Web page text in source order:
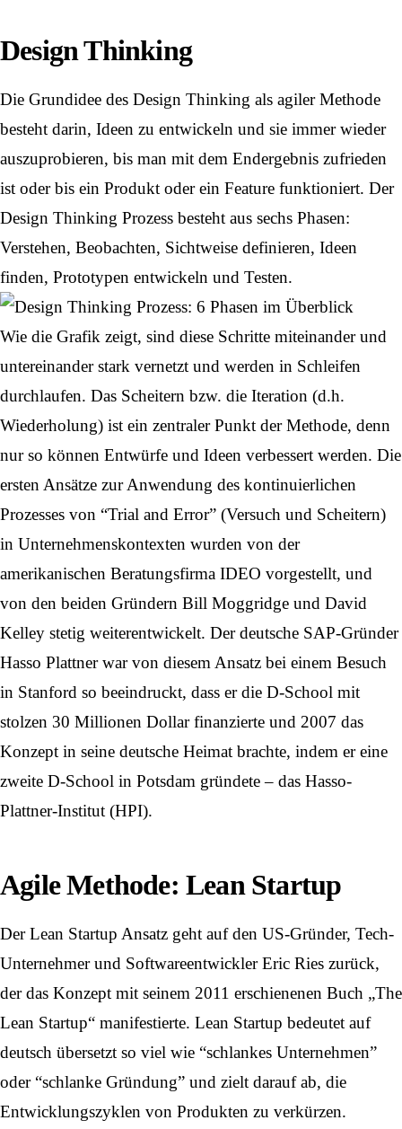
Design Thinking
Die Grundidee des Design Thinking als agiler Methode
besteht darin, Ideen zu entwickeln und sie immer wieder
auszuprobieren, bis man mit dem Endergebnis zufrieden
ist oder bis ein Produkt oder ein Feature funktioniert. Der
Design Thinking Prozess besteht aus sechs Phasen:
Verstehen, Beobachten, Sichtweise definieren, Ideen
finden, Prototypen entwickeln und Testen.
Wie die Grafik zeigt, sind diese Schritte miteinander und
untereinander stark vernetzt und werden in Schleifen
durchlaufen. Das Scheitern bzw. die Iteration (d.h.
Wiederholung) ist ein zentraler Punkt der Methode, denn
nur so können Entwürfe und Ideen verbessert werden. Die
ersten Ansätze zur Anwendung des kontinuierlichen
Prozesses von “Trial and Error” (Versuch und Scheitern)
in Unternehmenskontexten wurden von der
amerikanischen Beratungsfirma IDEO vorgestellt, und
von den beiden Gründern Bill Moggridge und David
Kelley stetig weiterentwickelt. Der deutsche SAP-Gründer
Hasso Plattner war von diesem Ansatz bei einem Besuch
in Stanford so beeindruckt, dass er die D-School mit
stolzen 30 Millionen Dollar finanzierte und 2007 das
Konzept in seine deutsche Heimat brachte, indem er eine
zweite D-School in Potsdam gründete – das Hasso-
Plattner-Institut (HPI).
Agile Methode: Lean Startup
Der Lean Startup Ansatz geht auf den US-Gründer, Tech-
Unternehmer und Softwareentwickler Eric Ries zurück,
der das Konzept mit seinem 2011 erschienenen Buch „The
Lean Startup“ manifestierte. Lean Startup bedeutet auf
deutsch übersetzt so viel wie “schlankes Unternehmen”
oder “schlanke Gründung” und zielt darauf ab, die
Entwicklungszyklen von Produkten zu verkürzen.